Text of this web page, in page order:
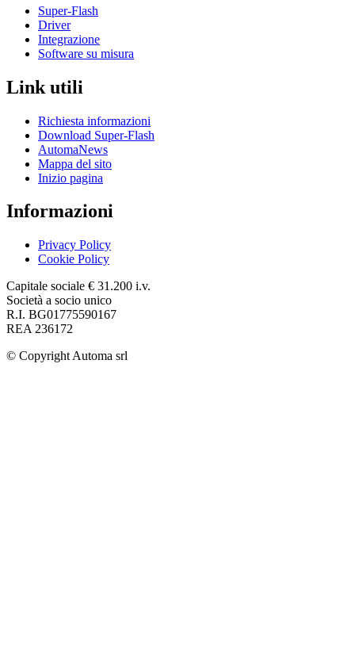
Super-Flash
Driver
Integrazione
Software su misura
Link utili
Richiesta informazioni
Download Super-Flash
AutomaNews
Mappa del sito
Inizio pagina
Informazioni
Privacy Policy
Cookie Policy
Capitale sociale € 31.200 i.v.
Società a socio unico
R.I. BG01775590167
REA 236172
© Copyright Automa srl